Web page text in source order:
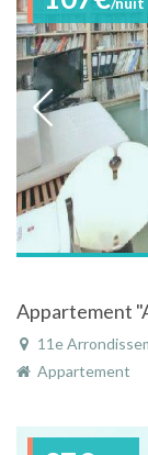
Appartement
11e
Appartement